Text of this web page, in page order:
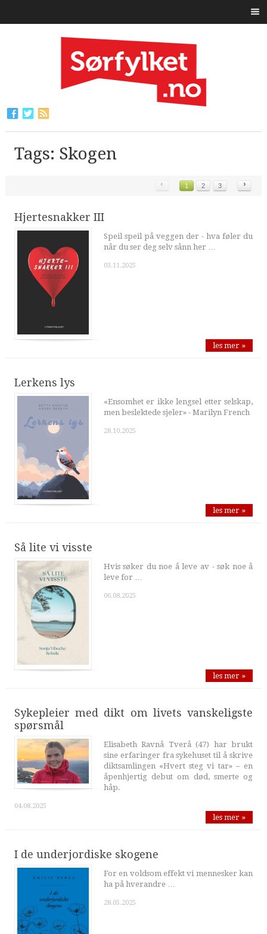
Tags: Skogen
‹ 1 2 3 ›
Hjertesnakker III
Speil speil på veggen der - hva føler du
når du ser deg selv sånn her …
03.11.2025
les mer »
Lerkens lys
«Ensomhet er ikke lengsel etter selskap,
men beslektede sjeler» - Marilyn French
28.10.2025
les mer »
Så lite vi visste
Hvis søker du noe å leve av - søk noe å
leve for …
06.08.2025
les mer »
Sykepleier med dikt om livets vanskeligste
spørsmål
Elisabeth Ravnå Tverå (47) har brukt
sine erfaringer fra sykehuset til å skrive
diktsamlingen «Hvert steg vi tar» – en
åpenhjertig debut om død, smerte og
håp.
04.08.2025
les mer »
I de underjordiske skogene
For en voldsom effekt vi mennesker kan
ha på hverandre …
28.05.2025